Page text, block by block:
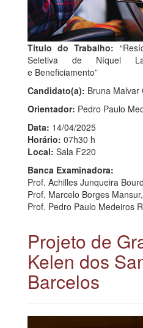
Título do Trabalho:
Seletiva de Níquel
e Beneficiamento”
Candidato(a): Bruna Malvar
Orientador: Pedro Paulo
Data: 14/04/2025
Horário: 07h30 h
Local: Sala F220
Banca Examinadora:
Prof. Achilles Junqueira
Prof. Marcelo Borges
Prof. Pedro Paulo Medeiros
Projeto de
Kelen dos
Barcelos